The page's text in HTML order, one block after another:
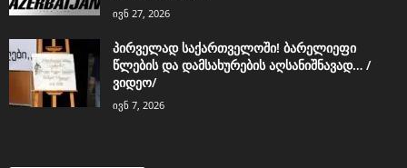
ივნ 27, 2026
პირველად საქართველოში! ბარელიეფი
წლების და დამსახურების აღსანიშნავად… /
ვიდეო/
ივნ 7, 2026